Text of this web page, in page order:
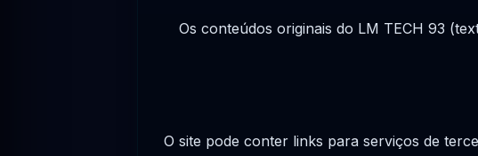
Os conteúdos originais do LM TECH 93
O site pode conter links para serviços de